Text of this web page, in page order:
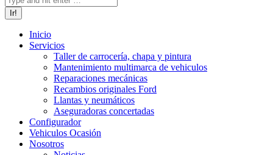
Inicio
Servicios
Taller de carrocería, chapa y pintura
Mantenimiento multimarca de vehiculos
Reparaciones mecánicas
Recambios originales Ford
Llantas y neumáticos
Aseguradoras concertadas
Configurador
Vehiculos Ocasión
Nosotros